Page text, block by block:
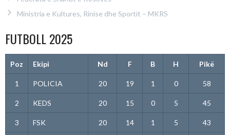
Ministria e Kultures, Rinise dhe Sportit – MKRS
FUTBOLL 2025
Poz Ekipi Nd F B H Pikë
1 POLICIA 20 19 1 0 58
2 KEDS 20 15 0 5 45
3 FSK 20 14 1 5 43